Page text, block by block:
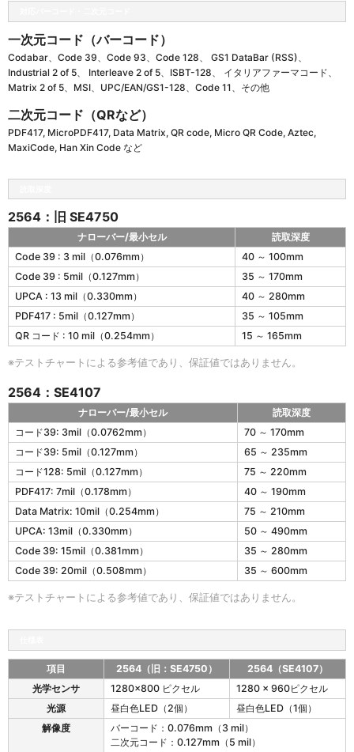
一次元コード（バーコード）
Codabar、Code 39、Code 93、Code 128、 GS1 DataBar (RSS)、
Industrial 2 of 5、 Interleave 2 of 5、ISBT-128、 イタリアファーマコード、
Matrix 2 of 5、MSI、UPC/EAN/GS1-128、Code 11、その他
二次元コード（QRなど）
PDF417, MicroPDF417, Data Matrix, QR code, Micro QR Code, Aztec,
MaxiCode, Han Xin Code など
2564：旧 SE4750
5
の
読
取
度
タ
ダ
ー
ド
レ
ン
ジ
モ
デ
ル
（
5
6
S
4
ナローバー/最小セル
読取深度
Code 39 : 3 mil（0.076mm）
40 ～ 100mm
Code 39 : 5mil（0.127mm）
35 ～ 170mm
UPCA : 13 mil（0.330mm）
40 ～ 280mm
PDF417 : 5mil（0.127mm）
35 ～ 105mm
QR コード : 10 mil（0.254mm）
15 ～ 165mm
※テストチャートによる参考値であり、保証値ではありません。
2564：SE4107
5
の
読
取
深
度
ス
タ
ダ
ド
ン
デ
ナローバー/最小セル
読取深度
コード39: 3mil（0.0762mm）
70 ～ 170mm
コード39: 5mil（0.127mm）
65 ～ 235mm
コード128: 5mil（0.127mm）
75 ～ 220mm
PDF417: 7mil（0.178mm）
40 ～ 190mm
Data Matrix: 10mil（0.254mm）
75 ～ 210mm
UPCA: 13mil（0.330mm）
50 ～ 490mm
Code 39: 15mil（0.381mm）
35 ～ 280mm
Code 39: 20mil（0.508mm）
35 ～ 600mm
※テストチャートによる参考値であり、保証値ではありません。
5
項目 2564（旧：SE4750）
2564（SE4107）
光学センサ
1280x800 ピクセル
1280 x 960ピクセル
光源
昼白色LED（2個）
昼白色LED（1個）
解像度
バーコード：0.076mm（3 mil）
二次元コード：0.127mm（5 mil）